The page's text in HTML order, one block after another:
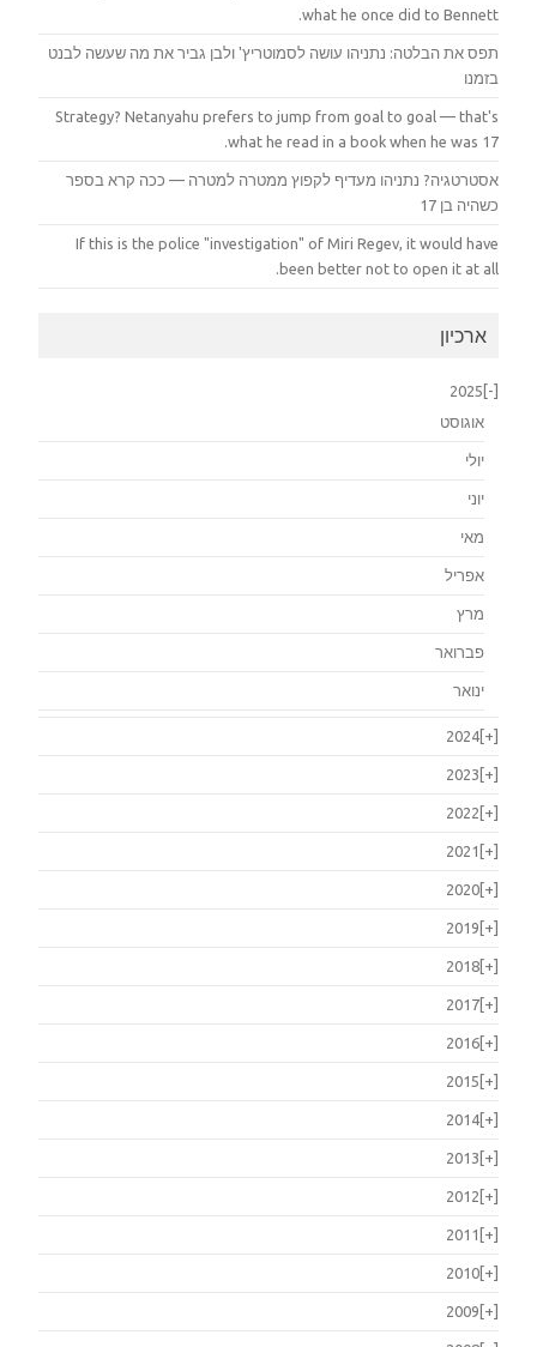
what he once did to Bennett.
תפס את הבלטה: נתניהו עושה לסמוטריץ' ולבן גביר את מה שעשה לבנט
בזמנו
Strategy? Netanyahu prefers to jump from goal to goal — that's
what he read in a book when he was 17.
אסטרטגיה? נתניהו מעדיף לקפוץ ממטרה למטרה — ככה קרא בספר
כשהיה בן 17
If this is the police "investigation" of Miri Regev, it would have
been better not to open it at all.
ארכיון
[-]
2025
אוגוסט
יולי
יוני
מאי
אפריל
מרץ
פברואר
ינואר
[+]
2024
[+]
2023
[+]
2022
[+]
2021
[+]
2020
[+]
2019
[+]
2018
[+]
2017
[+]
2016
[+]
2015
[+]
2014
[+]
2013
[+]
2012
[+]
2011
[+]
2010
[+]
2009